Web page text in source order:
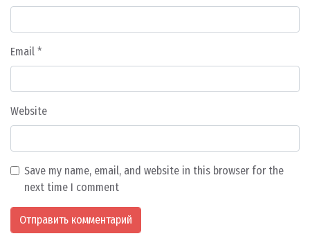
Email *
Website
Save my name, email, and website in this browser for the
next time I comment